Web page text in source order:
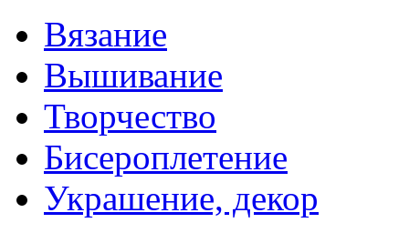
Вязание
Вышивание
Творчество
Бисероплетение
Украшение, декор